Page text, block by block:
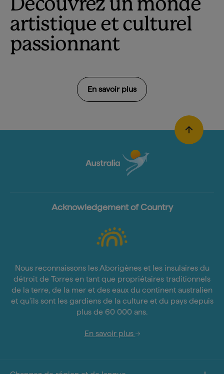
Découvrez un monde
artistique et culturel
passionnant
En savoir plus
Acknowledgement of Country
Nous reconnaissons les Aborigènes et les insulaires du
détroit de Torres en tant que propriétaires traditionnels
de la terre, de la mer et des eaux du continent australien
et qu'ils sont les gardiens de la culture et du pays depuis
plus de 60 000 ans.
En savoir plus